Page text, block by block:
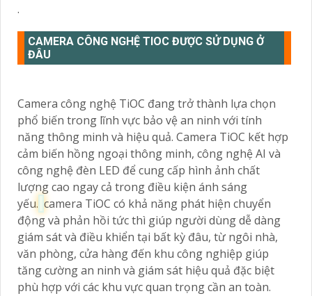
.
CAMERA CÔNG NGHỆ TIOC ĐƯỢC SỬ DỤNG Ở
ĐÂU
Camera công nghệ TiOC đang trở thành lựa chọn
phổ biến trong lĩnh vực bảo vệ an ninh với tính
năng thông minh và hiệu quả. Camera TiOC kết hợp
cảm biến hồng ngoại thông minh, công nghệ AI và
công nghệ đèn LED để cung cấp hình ảnh chất
lượng cao ngay cả trong điều kiện ánh sáng
yếu. camera TiOC có khả năng phát hiện chuyển
động và phản hồi tức thì giúp người dùng dễ dàng
giám sát và điều khiển tại bất kỳ đâu, từ ngôi nhà,
văn phòng, cửa hàng đến khu công nghiệp giúp
tăng cường an ninh và giám sát hiệu quả đặc biệt
phù hợp với các khu vực quan trọng cần an toàn.